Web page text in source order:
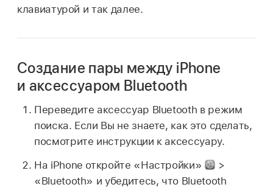
клавиатурой и так далее.
Создание пары между iPhone
и аксессуаром Bluetooth
Переведите аксессуар Bluetooth в режим
поиска. Если Вы не знаете, как это сделать,
посмотрите инструкции к аксессуару.
На iPhone откройте «Настройки»
>
«Bluetooth» и убедитесь, что Bluetooth